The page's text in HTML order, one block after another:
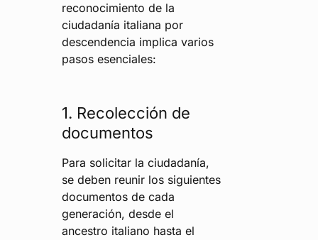
reconocimiento de la
ciudadanía italiana por
descendencia implica varios
pasos esenciales:
1. Recolección de
documentos
Para solicitar la ciudadanía,
se deben reunir los siguientes
documentos de cada
generación, desde el
ancestro italiano hasta el